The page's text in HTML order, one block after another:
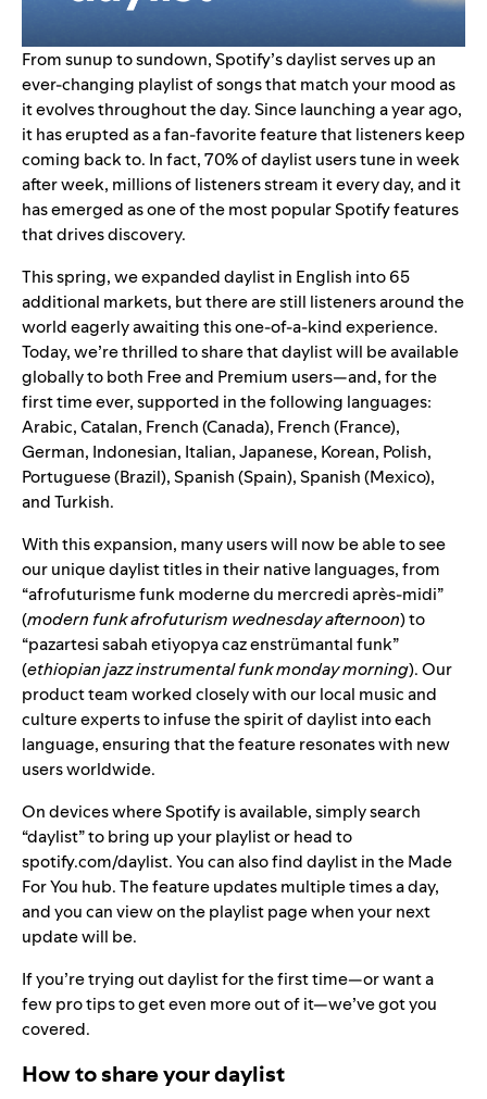
From sunup to sundown, Spotify’sdaylistserves up an
ever-changing playlist of songs that match your mood as
it evolves throughout the day. Since launching a year ago,
it has erupted as a fan-favorite feature that listeners keep
coming back to. In fact, 70% of daylist users tune in week
after week, millions of listeners stream it every day, and it
has emerged as one of the most popular Spotify features
that drives discovery.
This spring, we expanded daylist in English into 65
additional markets, but there are still listeners around the
world eagerly awaiting this one-of-a-kind experience.
Today, we’re thrilled to share thatdaylistwill be available
globally to both Free and Premium users—and, for the
first time ever, supported in the following languages:
Arabic, Catalan, French (Canada), French (France),
German, Indonesian, Italian, Japanese, Korean, Polish,
Portuguese (Brazil), Spanish (Spain), Spanish (Mexico),
and Turkish.
With this expansion, many users will now be able to see
our unique daylist titles in their native languages, from
“afrofuturisme funk moderne du mercredi après-midi”
(modern funk afrofuturism wednesday afternoon) to
“pazartesi sabah etiyopya caz enstrümantal funk”
(ethiopian jazz instrumental funk monday morning). Our
product team worked closely with our local music and
culture experts to infuse the spirit of daylist into each
language, ensuring that the feature resonates with new
users worldwide.
On devices where Spotify is available, simply search
“daylist” to bring up your playlist or head to
spotify.com/daylist. You can also find daylist in theMade
For You hub. The feature updates multiple times a day,
and you can view on the playlist page when your next
update will be.
If you’re trying out daylist for the first time—or want a
few pro tips to get even more out of it—we’ve got you
covered.
How to share your daylist